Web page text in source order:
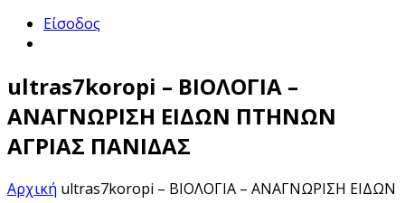
Είσοδος
ultras7koropi – ΒΙΟΛΟΓΙΑ –
ΑΝΑΓΝΩΡΙΣΗ ΕΙΔΩΝ ΠΤΗΝΩΝ
ΑΓΡΙΑΣ ΠΑΝΙΔΑΣ
Αρχική ultras7koropi – ΒΙΟΛΟΓΙΑ – ΑΝΑΓΝΩΡΙΣΗ ΕΙΔΩΝ